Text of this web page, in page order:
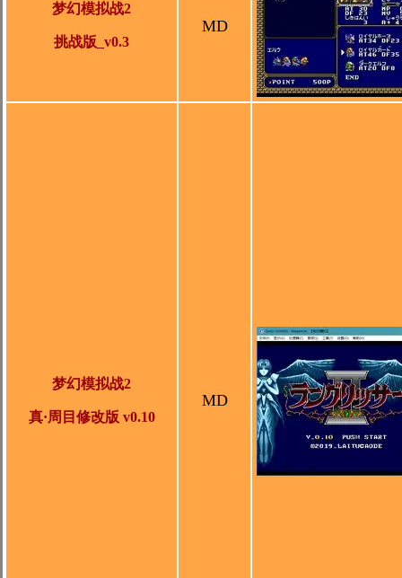
梦幻模拟战2
挑战版 _v0.3
MD
梦幻模拟战2
真·周目修改版 v0.10
MD